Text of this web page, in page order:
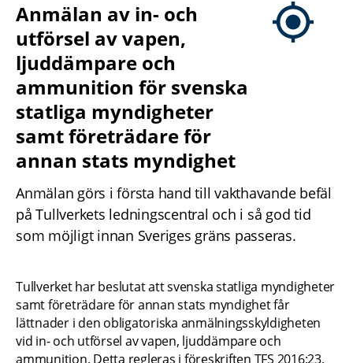
Anmälan av in- och
utförsel av vapen,
ljuddämpare och
ammunition för svenska
statliga myndigheter
samt företrädare för
annan stats myndighet
Anmälan görs i första hand till vakthavande befäl
på Tullverkets ledningscentral och i så god tid
som möjligt innan Sveriges gräns passeras.
Tullverket har beslutat att svenska statliga myndigheter
samt företrädare för annan stats myndighet får
lättnader i den obligatoriska anmälningsskyldigheten
vid in- och utförsel av vapen, ljuddämpare och
ammunition. Detta regleras i föreskriften TFS 2016:23.